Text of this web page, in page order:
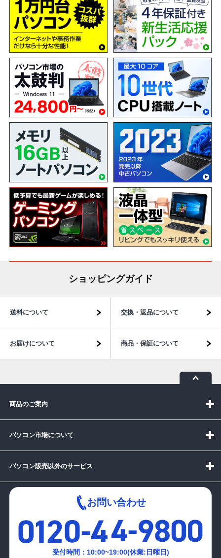
ショッピングガイド
送料について 交換・返品について
お届けについて 商品・保証について
商品のご案内
パソコン市場について
パソコン販売以外のサービス
お問い合わせ
受付時間：10:00~19:00(休業:日曜日)